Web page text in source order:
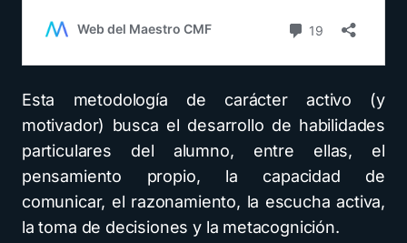
Esta metodología de carácter activo (y
motivador) busca el desarrollo de habilidades
particulares del alumno, entre ellas, el
pensamiento propio, la capacidad de
comunicar, el razonamiento, la escucha activa,
la toma de decisiones y la metacognición.